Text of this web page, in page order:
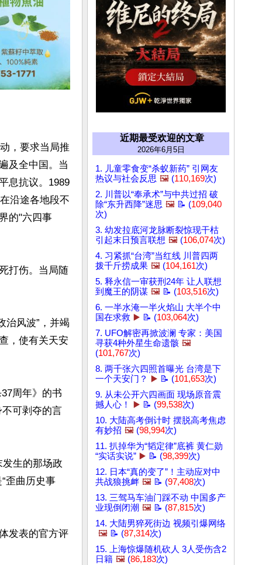
，要求当局推
及全中国。当
息抗议。1989
沿途各地段不
的"六四事
打伤。当局随
治风波”，并竭
，使有关天安
周年》的书
可剥夺的言
生的那场政
歪曲历史事
发表的官方评
近期最受欢迎的文章
2026年6月5日
1. 儿童零食变“杀蚁新药” 引网友
热议与社会反思 🖼️ (110,169次)
2. 川普以“奉承术”与中共过招 破
除“东升西降”迷思 🖼️ 📝 (109,040
次)
3. 幼发拉底河龙脉断裂惊现干枯
引起末日预言联想 🖼️ (106,074次)
4. 习紧抓“台湾”当红线 川普四两
拨千斤捞成果 🖼️ (104,161次)
5. 释永信一审获刑24年 让人联想
到魔王的阴谋 🖼️ 📝 (103,516次)
6. 一半水淹一半火焰山 大半个中
国在求救 ▶️ 📝 (103,064次)
7. UFO解密再掀波澜 专家：美国
寻获4种外星生命遗骸 🖼️
(101,767次)
8. 两千张六四照首曝光 台湾是下
一个天安门？
▶️ 📝 (101,653次)
9. 从未公开六四画面 现场原音震
撼人心！
▶️ 📝 (99,538次)
10. 大陆高考倒计时 摆脱高考焦虑
有妙招 🖼️ (98,994次)
11. 扒掉华为“韬定律”底裤 黄仁勋
“实话实说” ▶️ 📝 (98,399次)
12. 日本“真的变了”！主动应对中
共战狼挑衅 🖼️ 📝 (97,408次)
13. 三驾马车油门踩不动 中国多产
业现倒闭潮 🖼️ 📝 (87,815次)
14. 大陆男猝死街边 视频引爆网络
🖼️ 📝 (87,314次)
15. 上海惊爆随机砍人 3人受伤含2
日籍 🖼️ (86,183次)